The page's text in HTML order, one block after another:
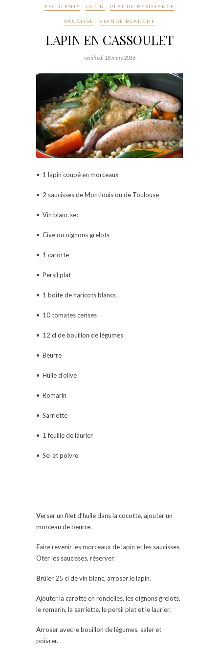
FÉCULENTS LAPIN PLAT DE RÉSISTANCE
SAUCISSE VIANDE BLANCHE
LAPIN EN CASSOULET
vendredi 18 mars 2016
• 1 lapin coupé en morceaux
• 2 saucisses de Montlouis ou de Toulouse
• Vin blanc sec
• Cive ou oignons grelots
• 1 carotte
• Persil plat
• 1 boîte de haricots blancs
• 10 tomates cerises
• 12 cl de bouillon de légumes
• Beurre
• Huile d’olive
• Romarin
• Sarriette
• 1 feuille de laurier
• Sel et poivre
Verser un filet d’huile dans la cocotte, ajouter un
morceau de beurre.
Faire revenir les morceaux de lapin et les saucisses.
Ôter les saucisses, réserver.
Brûler 25 cl de vin blanc, arroser le lapin.
Ajouter la carotte en rondelles, les oignons grelots,
le romarin, la sarriette, le persil plat et le laurier.
Arroser avec le bouillon de légumes, saler et
poivrer.